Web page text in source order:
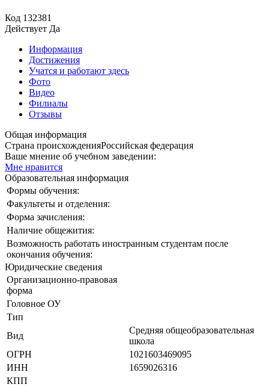
Код 132381
Действует Да
Информация
Достижения
Учатся и работают здесь
Фото
Видео
Филиалы
Отзывы
Общая информация
Страна происхожденияРоссийская федерация
Ваше мнение об учебном заведении:
Мне нравится
Образовательная информация
Формы обучения:
Факультеты и отделения:
Форма зачисления:
Наличие общежития:
Возможность работать иностранным студентам после
окончания обучения:
Юридические сведения
Организационно-правовая
форма
Головное ОУ
Тип
Вид
Средняя общеобразовательная
школа
ОГРН
1021603469095
ИНН
1659026316
КПП